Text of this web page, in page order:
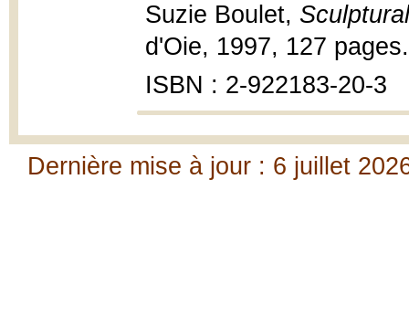
Suzie Boulet,
d'Oie, 1997, 127 pages.
ISBN : 2-922183-20-3
Dernière mise à jour : 6 juillet